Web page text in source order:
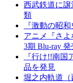
西武鉄道に譲
類
『激動の昭
アニメ『さよ
3期 Blu-ray
『行け!!南
品を発見
堀之内軌道